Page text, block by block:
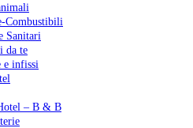
Combustibili
Sanitari
da te
e infissi
– B & B